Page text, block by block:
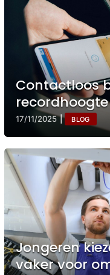
Contactloos
17/11/2025 | BLOG
Jongeren
vaker voor